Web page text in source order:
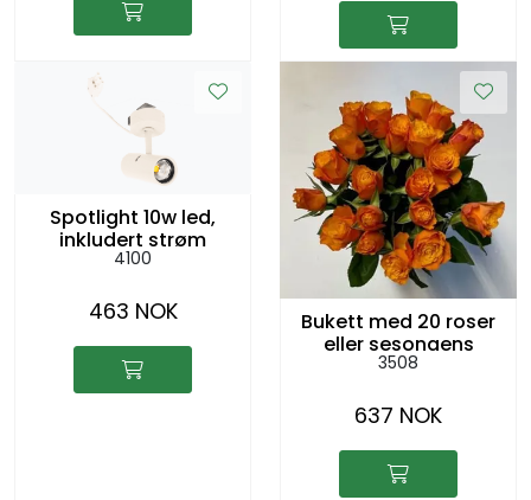
Spotlight 10w led,
inkludert strøm
4100
463 NOK
Bukett med 20 roser
eller sesongens
blomster i vase
3508
637 NOK